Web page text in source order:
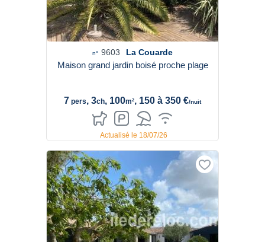
n° 9603 La Couarde
Maison grand jardin boisé proche plage
7 pers, 3ch, 100m², 150 à 350 €/nuit
Actualisé le 18/07/26